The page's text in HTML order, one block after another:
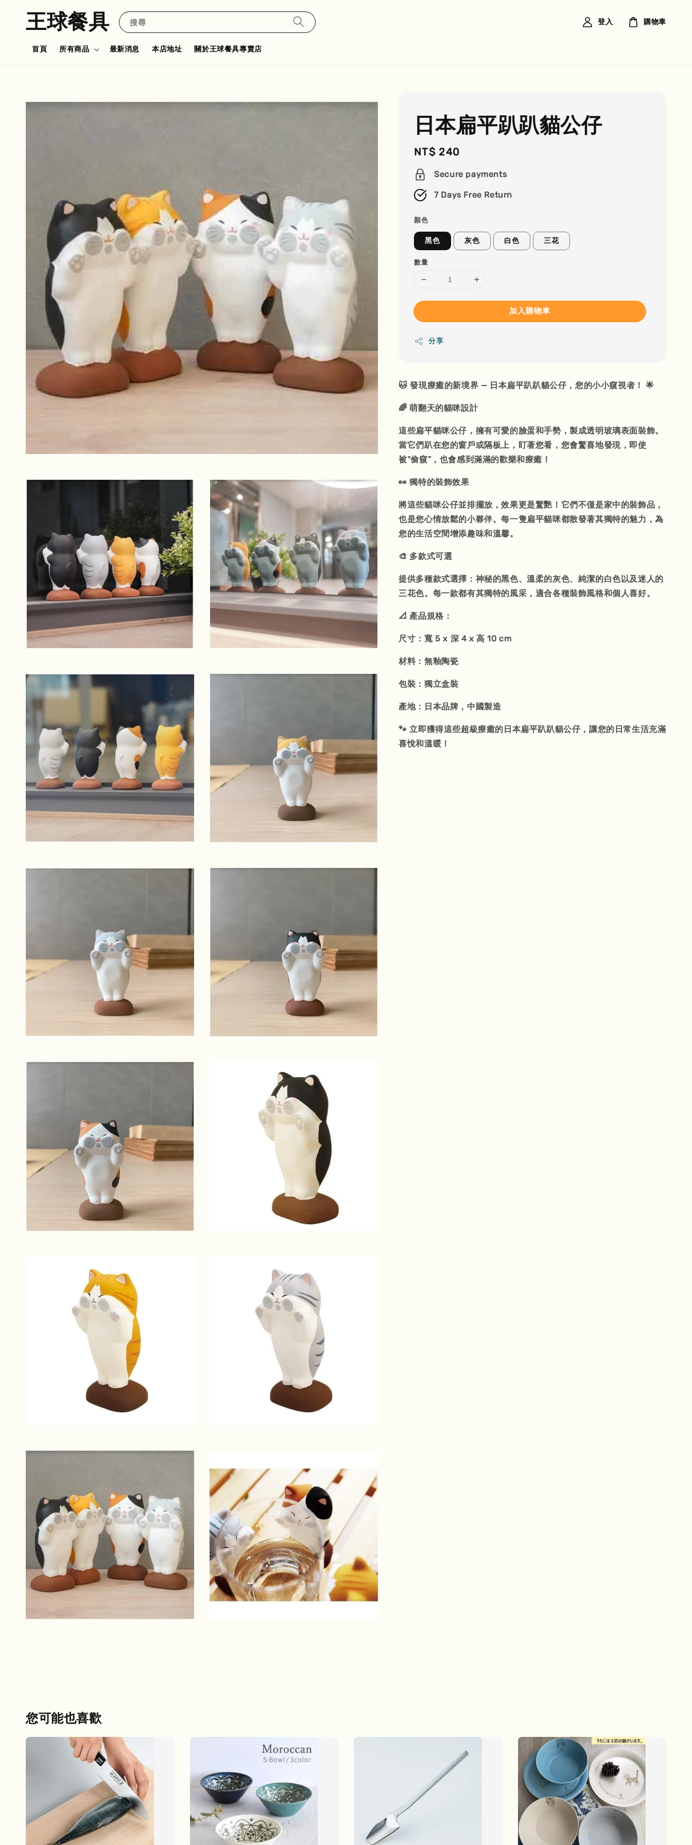
王球餐具 搜尋
首頁 所有商品 最新消息 本店地址 關於王球餐具專賣店
登入 購物車
日本扁平趴趴貓公仔
Regular
price
NT$ 240
Secure payments
7 Days Free Return
顏色
黑色 灰色 白色 三花
數量
加入購物車
分享
🐱 發現療癒的新境界 — 日本扁平趴趴貓公仔，您的小小窺視者！ 🌟
🌈 萌翻天的貓咪設計
這些扁平貓咪公仔，擁有可愛的臉蛋和手勢，製成透明玻璃表面裝飾。
當它們趴在您的窗戶或隔板上，盯著您看，您會驚喜地發現，即使
被“偷窺”，也會感到滿滿的歡樂和療癒！
👀 獨特的裝飾效果
將這些貓咪公仔並排擺放，效果更是驚艷！它們不僅是家中的裝飾品，
也是您心情放鬆的小夥伴。每一隻扁平貓咪都散發著其獨特的魅力，為
您的生活空間增添趣味和溫馨。
🎨 多款式可選
提供多種款式選擇：神秘的黑色、溫柔的灰色、純潔的白色以及迷人的
三花色。每一款都有其獨特的風采，適合各種裝飾風格和個人喜好。
📐 產品規格：
尺寸：寬 5 x 深 4 x 高 10 cm
材料：無釉陶瓷
包裝：獨立盒裝
產地：日本品牌，中國製造
🐾 立即獲得這些超級療癒的日本扁平趴趴貓公仔，讓您的日常生活充滿
喜悅和溫暖！
您可能也喜歡